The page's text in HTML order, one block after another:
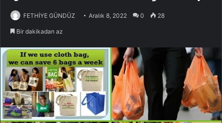
FETHİYE GÜNDÜZ Aralık 8, 2022 0 28
Bir dakikadan az